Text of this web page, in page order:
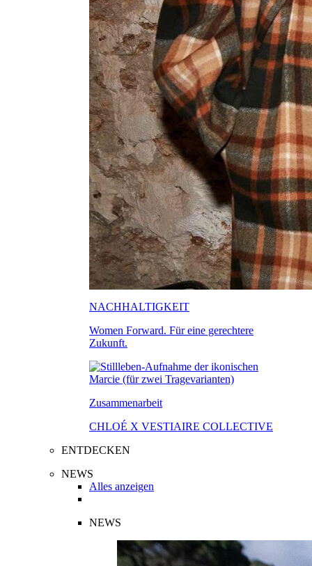
NACHHALTIGKEIT
Women Forward. Für eine gerechtere
Zukunft.
Zusammenarbeit
CHLOÉ X VESTIAIRE COLLECTIVE
ENTDECKEN
NEWS
Alles anzeigen
NEWS